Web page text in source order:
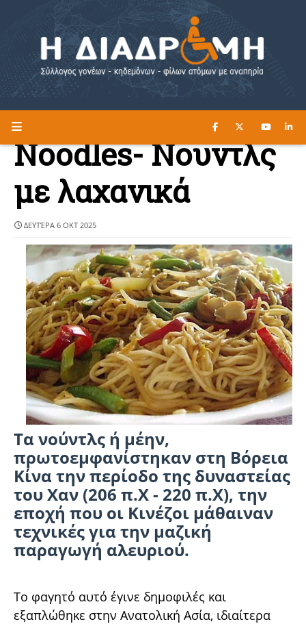
Η ΔΙΑΔΡΟΜΗ ΔΙΑΒΑΣΤΕ ΕΔΩ ►
Noodles- Νουντλς
με λαχανικά
ΔΕΥΤΈΡΑ 6 ΟΚΤ 2025
Τα νούντλς ή μέην,
πρωτοεμφανίστηκαν στη Βόρεια
Κίνα την περίοδο της δυναστείας
του Χαν (206 π.Χ - 220 π.Χ), την
εποχή που οι Κινέζοι μάθαιναν
τεχνικές για την μαζική
παραγωγή αλευριού.
Το φαγητό αυτό έγινε δημοφιλές και
εξαπλώθηκε στην Ανατολική Ασία, ιδιαίτερα